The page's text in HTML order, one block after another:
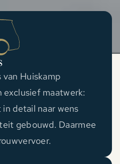
van Huiskamp
exclusief maatwerk:
detail naar wens
gebouwd. Daarmee